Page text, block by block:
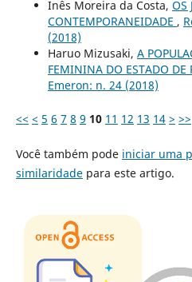
Inês Moreira da Costa, OS
CONTEMPORANEIDADE ,
(2018)
Haruo Mizusaki, A
FEMININA DO ESTADO
Emeron: n. 24 (2018)
<< < 5 6 7 8 9 10 11 12 13 14 > >>
Você também pode iniciar uma
similaridadepara este artigo.